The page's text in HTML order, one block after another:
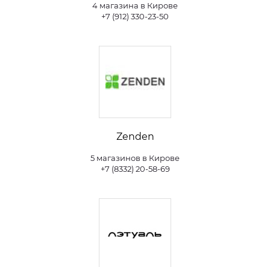
4 магазина в Кирове
+7 (912) 330-23-50
Zenden
5 магазинов в Кирове
+7 (8332) 20-58-69